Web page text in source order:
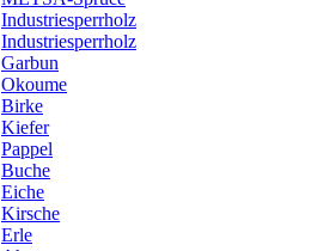
Industriesperrholz
Industriesperrholz
Garbun
Okoume
Birke
Kiefer
Pappel
Buche
Eiche
Kirsche
Erle